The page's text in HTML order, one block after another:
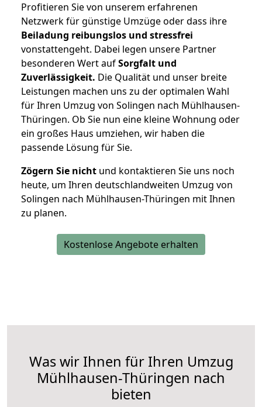
Profitieren Sie von unserem erfahrenen
Netzwerk für günstige Umzüge oder dass ihre
Beiladung reibungslos und stressfrei
vonstattengeht. Dabei legen unsere Partner
besonderen Wert aufSorgfalt und
Zuverlässigkeit. Die Qualität und unser breite
Leistungen machen uns zu der optimalen Wahl
für Ihren Umzug von Solingen nach Mühlhausen-
Thüringen. Ob Sie nun eine kleine Wohnung oder
ein großes Haus umziehen, wir haben die
passende Lösung für Sie.
Zögern Sie nicht und kontaktieren Sie uns noch
heute, um Ihren deutschlandweiten Umzug von
Solingen nach Mühlhausen-Thüringen mit Ihnen
zu planen.
Kostenlose Angebote erhalten
Was wir Ihnen für Ihren Umzug
Mühlhausen-Thüringen nach
bieten